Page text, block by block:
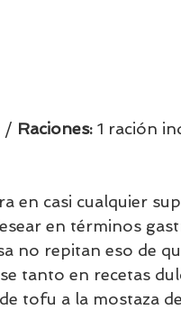
/ Raciones: 1 ración
en casi cualquier
en términos
no repitan eso de
tanto en recetas
tofu a la mostaza